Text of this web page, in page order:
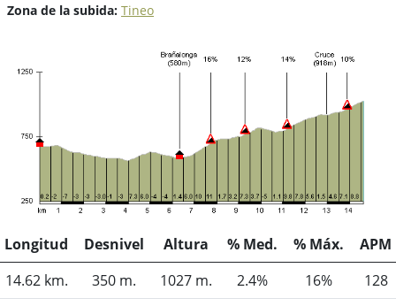
Zona de la subida: Tineo
Longitud Desnivel Altura % Med. % Máx.
APM
14.62 km.
350 m. 1027 m. 2.4% 16% 128